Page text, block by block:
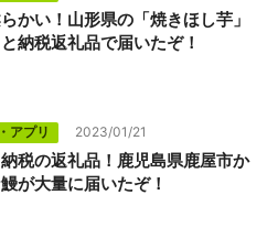
かい！山形県の「焼きほし芋」
納税返礼品で届いたぞ！
アプリ 2023/01/21
税の返礼品！鹿児島県鹿屋市か
が大量に届いたぞ！